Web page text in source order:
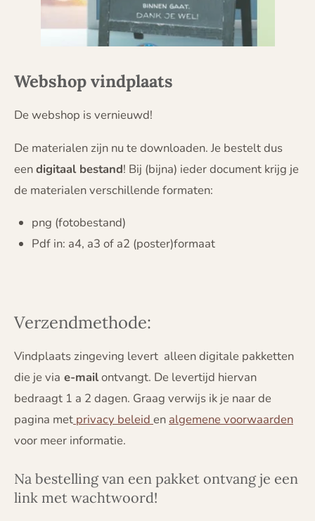
Webshop vindplaats
De webshop is vernieuwd!
De materialen zijn nu te downloaden. Je bestelt dus
eendigitaal bestand! Bij (bijna) ieder document krijg je
de materialen verschillende formaten:
png (fotobestand)
Pdf in: a4, a3 of a2 (poster)formaat
Verzendmethode:
Vindplaats zingeving levert alleen digitale pakketten
die je via e-mailontvangt. De levertijd hiervan
bedraagt 1 a 2 dagen. Graag verwijs ik je naar de
pagina met privacy beleid en algemene voorwaarden
voor meer informatie.
Na bestelling van een pakket ontvang je een
link met wachtwoord!